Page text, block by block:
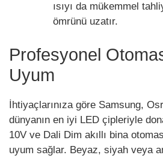
ısıyı da mükemmel
ömrünü uzatır.
Profesyonel
Uyum
İhtiyaçlarınıza göre Samsung,
dünyanın en iyi LED çipleriyle
10V ve Dali Dim akıllı bina
uyum sağlar. Beyaz, siyah veya